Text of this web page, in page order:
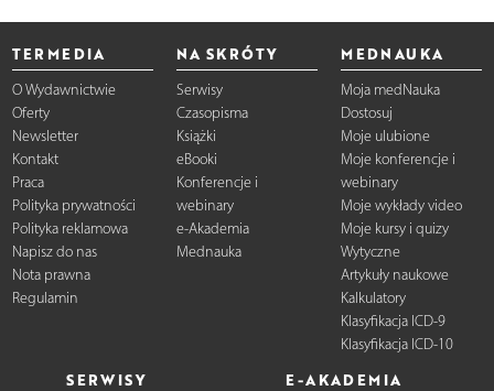
TERMEDIA
O Wydawnictwie
Oferty
Newsletter
Kontakt
Praca
Polityka prywatności
Polityka reklamowa
Napisz do nas
Nota prawna
Regulamin
NA SKRÓTY
Serwisy
Czasopisma
Książki
eBooki
Konferencje i
webinary
e-Akademia
Mednauka
MEDNAUKA
Moja medNauka
Dostosuj
Moje ulubione
Moje konferencje i
webinary
Moje wykłady video
Moje kursy i quizy
Wytyczne
Artykuły naukowe
Kalkulatory
Klasyfikacja ICD-9
Klasyfikacja ICD-10
SERWISY E-AKADEMIA